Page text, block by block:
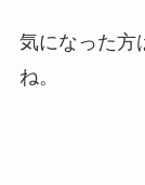
気になった方
ね。